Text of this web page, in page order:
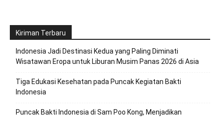
Kiriman Terbaru
Indonesia Jadi Destinasi Kedua yang Paling Diminati
Wisatawan Eropa untuk Liburan Musim Panas 2026 di Asia
Tiga Edukasi Kesehatan pada Puncak Kegiatan Bakti
Indonesia
Puncak Bakti Indonesia di Sam Poo Kong, Menjadikan